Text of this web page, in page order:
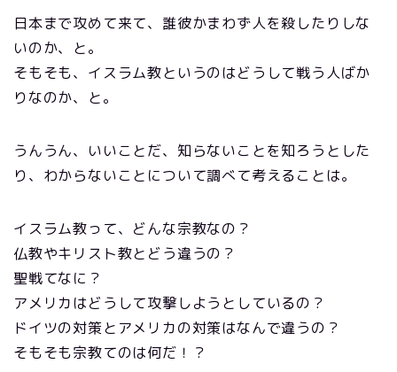
日本まで攻めて来て、誰彼かまわず人を殺したりしな
いのか、と。
そもそも、イスラム教というのはどうして戦う人ばか
りなのか、と。
うんうん、いいことだ、知らないことを知ろうとした
り、わからないことについて調べて考えることは。
イスラム教って、どんな宗教なの？
仏教やキリスト教とどう違うの？
聖戦てなに？
アメリカはどうして攻撃しようとしているの？
ドイツの対策とアメリカの対策はなんで違うの？
そもそも宗教てのは何だ！？